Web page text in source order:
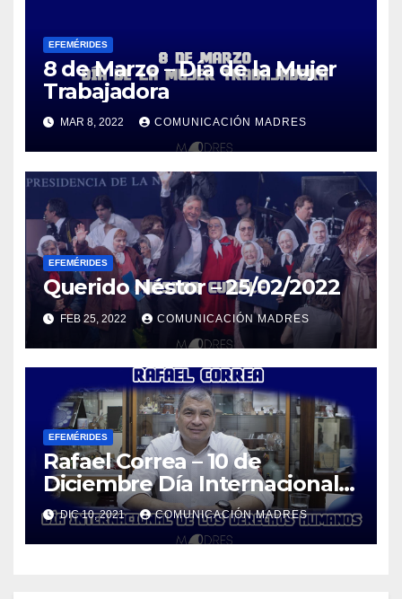
EFEMÉRIDES
8 de Marzo – Día de la Mujer
Trabajadora
MAR 8, 2022 COMUNICACIÓN MADRES
EFEMÉRIDES
Querido Néstor – 25/02/2022
FEB 25, 2022 COMUNICACIÓN MADRES
EFEMÉRIDES
Rafael Correa – 10 de
Diciembre Día Internacional
de los Derechos Humanos
DIC 10, 2021 COMUNICACIÓN MADRES